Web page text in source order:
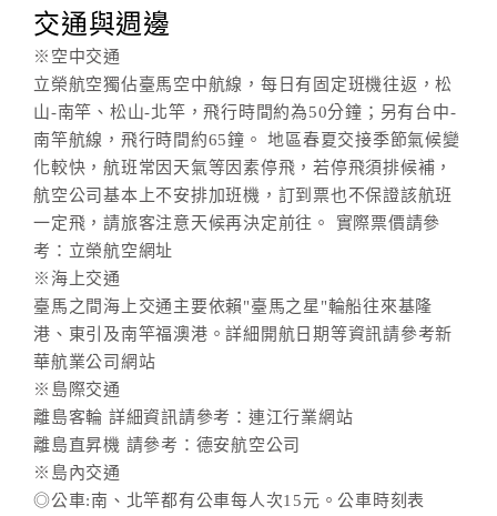
交通與週邊
※空中交通
立榮航空獨佔臺馬空中航線，每日有固定班機往返，松
山-南竿、松山-北竿，飛行時間約為50分鐘；另有台中-
南竿航線，飛行時間約65鐘。 地區春夏交接季節氣候變
化較快，航班常因天氣等因素停飛，若停飛須排候補，
航空公司基本上不安排加班機，訂到票也不保證該航班
一定飛，請旅客注意天候再決定前往。 實際票價請參
考：立榮航空網址
※海上交通
臺馬之間海上交通主要依賴"臺馬之星"輪船往來基隆
港、東引及南竿福澳港。詳細開航日期等資訊請參考新
華航業公司網站
※島際交通
離島客輪 詳細資訊請參考：連江行業網站
離島直昇機 請參考：德安航空公司
※島內交通
◎公車:南、北竿都有公車每人次15元。公車時刻表